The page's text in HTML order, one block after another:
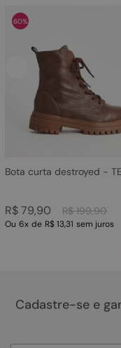
60%
Bota curta destroyed -
R$ 199,90
R$79,90
Ou 6x de R$ 13,31 sem juros
Cadastre-se e